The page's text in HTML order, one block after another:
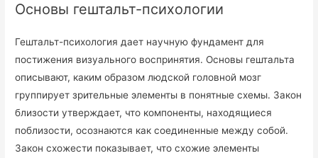
Основы гештальт-психологии
Гештальт-психология дает научную фундамент для
постижения визуального воспринятия. Основы гештальта
описывают, каким образом людской головной мозг
группирует зрительные элементы в понятные схемы. Закон
близости утверждает, что компоненты, находящиеся
поблизости, осознаются как соединенные между собой.
Закон схожести показывает, что схожие элементы